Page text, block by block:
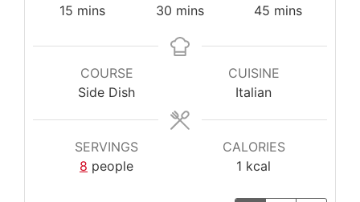
15minutes
mins
30 minutes
mins
45 minutes
mins
COURSE
Side Dish
CUISINE
Italian
SERVINGS
8 people
CALORIES
1 kcal